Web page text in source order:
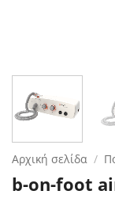
Αρχική σελίδα /
b-on-foot